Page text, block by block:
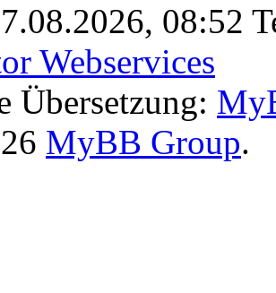
08:52
Webservices
Übersetzung:
MyBB Group.